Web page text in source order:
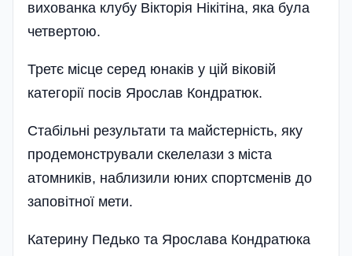
вихованка клубу Вікторія Нікітіна, яка була
четвертою.
Третє місце серед юнаків у цій віковій
категорії посів Ярослав Кондратюк.
Стабільні результати та майстерність, яку
продемонстрували скелелази з міста
атомників, наблизили юних спортсменів до
заповітної мети.
Катерину Пе­дько та Ярослава Кондратюка